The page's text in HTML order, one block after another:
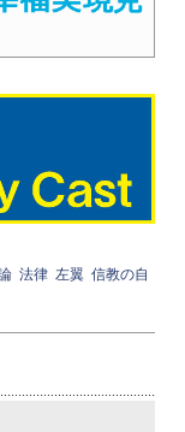
法律 左翼 信教の自